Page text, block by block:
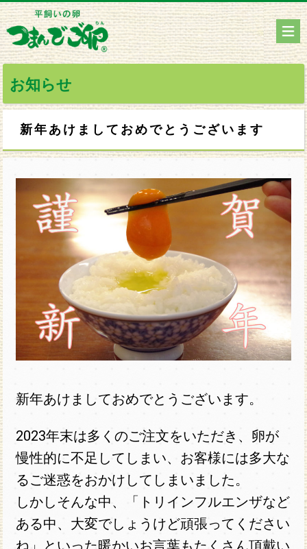
お知らせ
新年あけましておめでとうございます
新年あけましておめでとうございます。
2023年末は多くのご注文をいただき、卵が
慢性的に不足してしまい、お客様には多大な
るご迷惑をおかけしてしまいました。
しかしそんな中、「トリインフルエンザなど
ある中、大変でしょうけど頑張ってください
ね」といった暖かいお言葉もたくさん頂戴い